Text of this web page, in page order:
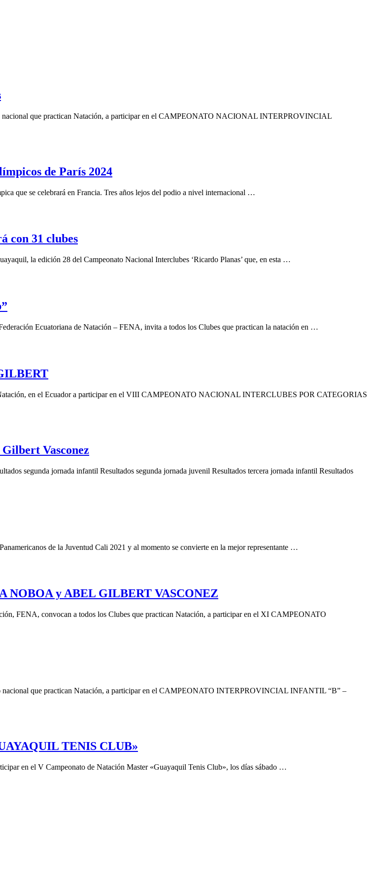
nacional que practican Natación, a participar en el CAMPEONATO NACIONAL INTERPROVINCIAL
de París 2024
que se celebrará en Francia. Tres años lejos del podio a nivel internacional …
con 31 clubes
la edición 28 del Campeonato Nacional Interclubes ‘Ricardo Planas’ que, en esta …
Ecuatoriana de Natación – FENA, invita a todos los Clubes que practican la natación en …
en el Ecuador a participar en el VIII CAMPEONATO NACIONAL INTERCLUBES POR CATEGORIAS
Vasconez
segunda jornada infantil Resultados segunda jornada juvenil Resultados tercera jornada infantil Resultados
de la Juventud Cali 2021 y al momento se convierte en la mejor representante …
NOBOA y ABEL GILBERT VASCONEZ
FENA, convocan a todos los Clubes que practican Natación, a participar en el XI CAMPEONATO
nacional que practican Natación, a participar en el CAMPEONATO INTERPROVINCIAL INFANTIL “B” –
TENIS CLUB»
en el V Campeonato de Natación Master «Guayaquil Tenis Club», los días sábado …